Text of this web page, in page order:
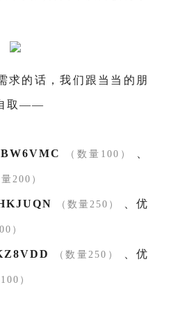
求的话，我们跟当当的朋
取——
BW6VMC （数量100）
量200）
（数量250） 、优
）
（数量250） 、优
）